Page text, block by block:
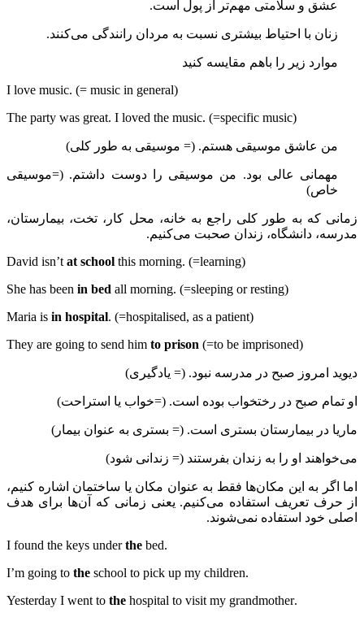
عشق و سلامتی مهم‌تر از پول است.
زنان با احتیاط بیشتری نسبت به مردان رانندگی می‌کنند.
موارد زیر را باهم مقایسه کنید
I love music. (= music in general)
The party was great. I loved the music. (=specific music)
من عاشق موسیقی هستم. (= موسیقی به طور کلی)
مهمانی عالی بود. من موسیقی را دوست داشتم. (=موسیقی
خاص)
زمانی که به طور کلی راجع به خانه، محل کار، تخت، بیمارستان،
مدرسه، دانشگاه، زندان صحبت می‌کنیم.
David isn’t at school this morning. (=learning)
She has been in bed all morning. (=sleeping or resting)
Maria is in hospital. (=hospitalised, as a patient)
They are going to send him to prison (=to be imprisoned)
دیوید امروز صبح در مدرسه نبود. (= یادگیری)
او تمام صبح در رختخواب بوده است. (=خواب یا استراحت)
ماریا در بیمارستان بستری است. (= بستری به عنوان بیمار)
می‌خواهند او را به زندان بفرستند (= زندانی شود)
اما اگر به این مکان‌ها فقط به عنوان مکان یا ساختمان اشاره کنیم،
از حرف تعریف استفاده می‌کنیم. یعنی زمانی که آن‌ها برای هدف
اصلی خود استفاده نمی‌شوند.
.I found the keys under
the bed
.I’m going to
the school to pick up my children
.Yesterday I went to
the hospital to visit my grandmother